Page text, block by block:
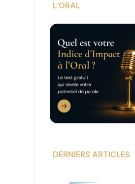
L’ORAL
DERNIERS ARTICLES